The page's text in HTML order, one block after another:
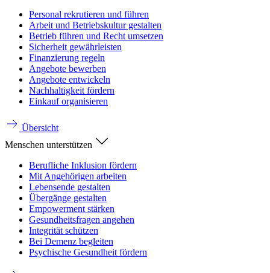
Personal rekrutieren und führen
Arbeit und Betriebskultur gestalten
Betrieb führen und Recht umsetzen
Sicherheit gewährleisten
Finanzierung regeln
Angebote bewerben
Angebote entwickeln
Nachhaltigkeit fördern
Einkauf organisieren
Übersicht
Menschen unterstützen
Berufliche Inklusion fördern
Mit Angehörigen arbeiten
Lebensende gestalten
Übergänge gestalten
Empowerment stärken
Gesundheitsfragen angehen
Integrität schützen
Bei Demenz begleiten
Psychische Gesundheit fördern